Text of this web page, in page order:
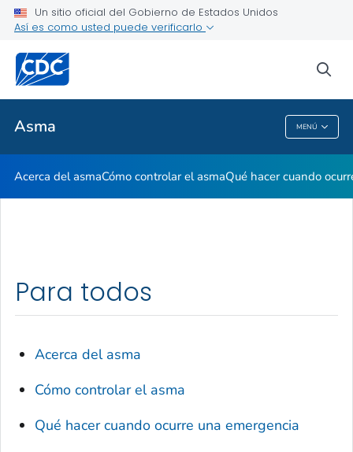
Un sitio oficial del Gobierno de Estados Unidos
Así es como usted puede verificarlo
Asma MENÚ
Vivir con asma
Temas relacionados
Asma
Acerca del asmaCómo controlar el asmaQué hacer cuando
Para todos
Acerca del asma
Cómo controlar el asma
Qué hacer cuando ocurre una emergencia